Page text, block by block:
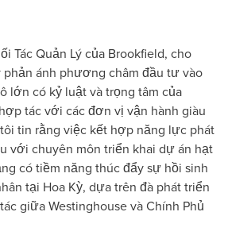
Tác Quản Lý của Brookfield, cho
phản ánh phương châm đầu tư vào
lớn có kỷ luật và trọng tâm của
tác với các đơn vị vận hành giàu
tin rằng việc kết hợp năng lực phát
với chuyên môn triển khai dự án hạt
có tiềm năng thúc đẩy sự hồi sinh
tại Hoa Kỳ, dựa trên đà phát triển
giữa Westinghouse và Chính Phủ